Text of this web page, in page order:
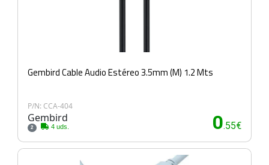
Gembird Cable Audio Estéreo 3.5mm (M) 1.2 Mts
P/N: CCA-404
Gembird
2 4 uds. 0.55€